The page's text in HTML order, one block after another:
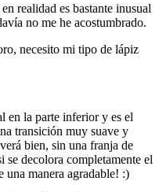
realidad es bastante inusual
no me he acostumbrado.
necesito mi tipo de lápiz
en la parte inferior y es el
transición muy suave y
bien, sin una franja de
se decolora completamente el
una manera agradable! :)